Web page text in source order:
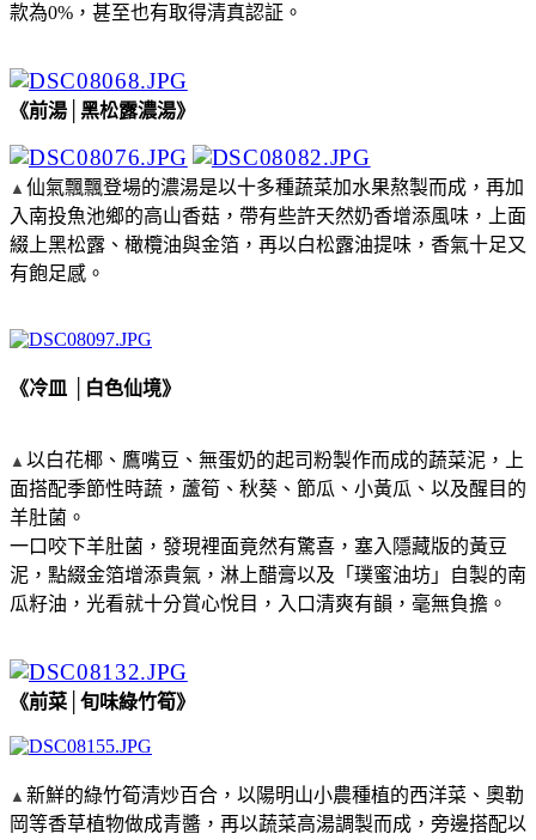
款為0%，甚至也有取得清真認証。
《前湯│黑松露濃湯》
▲ 仙氣飄飄登場的濃湯是以十多種蔬菜加水果熬製而成，再加
入南投魚池鄉的高山香菇，帶有些許天然奶香增添風味，上面
綴上黑松露、橄欖油與金箔，再以白松露油提味，香氣十足又
有飽足感。
《冷皿 │白色仙境》
▲ 以白花椰、鷹嘴豆、無蛋奶的起司粉製作而成的蔬菜泥，上
面搭配季節性時蔬，蘆筍、秋葵、節瓜、小黃瓜、以及醒目的
羊肚菌。
一口咬下羊肚菌，發現裡面竟然有驚喜，塞入隱藏版的黃豆
泥，點綴金箔增添貴氣，淋上醋膏以及「璞蜜油坊」自製的南
瓜籽油，光看就十分賞心悅目，入口清爽有韻，毫無負擔。
《前菜│旬味綠竹筍》
▲ 新鮮的綠竹筍清炒百合，以陽明山小農種植的西洋菜、奧勒
岡等香草植物做成青醬，再以蔬菜高湯調製而成，旁邊搭配以